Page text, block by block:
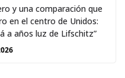
y una comparación que
en el centro de Unidos:
a años luz de Lifschitz”